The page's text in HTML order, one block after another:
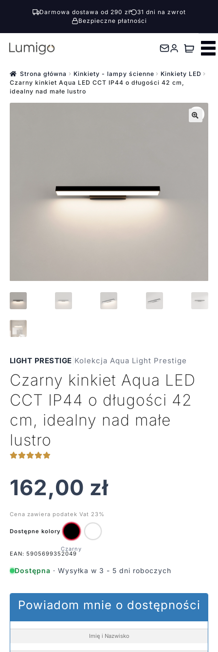
Darmowa dostawa od 290 zł
31 dni na zwrot
Bezpieczne płatności
Przejdź
nawigacji
Przejdź
treści Strona główna Kinkiety - lampy ścienne
Kinkiety LED
Czarny kinkiet Aqua LED CCT IP44 o długości 42 cm,
idealny nad małe lustro
LIGHT PRESTIGE Kolekcja Aqua Light Prestige
Czarny kinkiet Aqua LED
CCT IP44 o długości 42
cm, idealny nad małe
lustro
162,00 zł
Cena zawiera podatek Vat 23%
Dostępne kolory
EAN: 5905699352049
Dostępna · Wysyłka w 3 - 5 dni roboczych
Powiadom mnie o dostępności